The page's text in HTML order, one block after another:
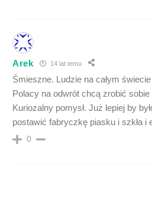
Arek 14 lat temu
Śmieszne. Ludzie na całym
Polacy na odwrót chcą zrobić
Kuriozalny pomysł. Już lepiej by
postawić fabryczkę piasku i szkła i
0